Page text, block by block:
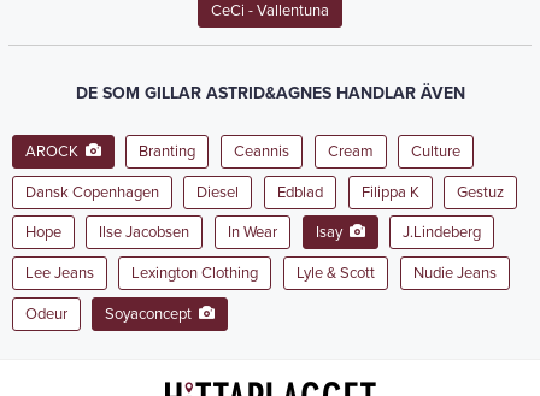
CeCi - Vallentuna
DE SOM GILLAR ASTRID&AGNES HANDLAR ÄVEN
AROCK Branting Ceannis Cream Culture
Dansk Copenhagen Diesel Edblad Filippa K Gestuz
Hope Ilse Jacobsen In Wear Isay J.Lindeberg
Lee Jeans Lexington Clothing Lyle & Scott Nudie Jeans
Odeur Soyaconcept